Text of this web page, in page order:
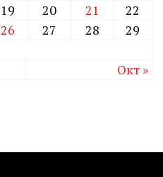
19 20 21
22
26 27 28
29
Окт »